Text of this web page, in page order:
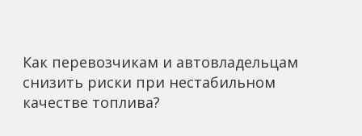
Как перевозчикам и автовладельцам
снизить риски при нестабильном
качестве топлива?